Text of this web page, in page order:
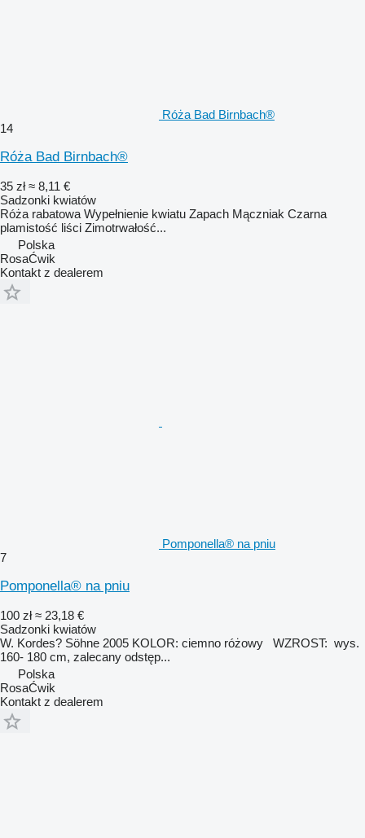
Róża Bad Birnbach®
14
Róża Bad Birnbach®
35 zł ≈ 8,11 €
Sadzonki kwiatów
Róża rabatowa Wypełnienie kwiatu Zapach Mączniak Czarna
plamistość liści Zimotrwałość...
Polska
RosaĆwik
Kontakt z dealerem
Pomponella® na pniu
7
Pomponella® na pniu
100 zł ≈ 23,18 €
Sadzonki kwiatów
W. Kordes? Söhne 2005 KOLOR: ciemno różowy WZROST: wys.
160- 180 cm, zalecany odstęp...
Polska
RosaĆwik
Kontakt z dealerem